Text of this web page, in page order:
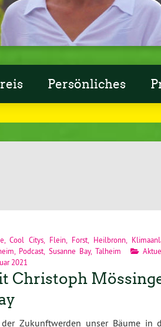
Persönliches
,Cool Citys Flein Forst Heilbronn
Podcast Susanne Bay,Talheim
2021
Christoph
der Zukunftwerden unser Bäume in